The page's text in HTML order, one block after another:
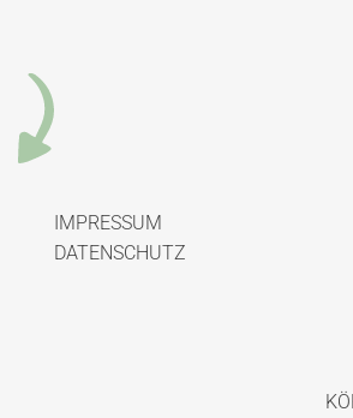
IMPRESSUM
DATENSCHUTZ